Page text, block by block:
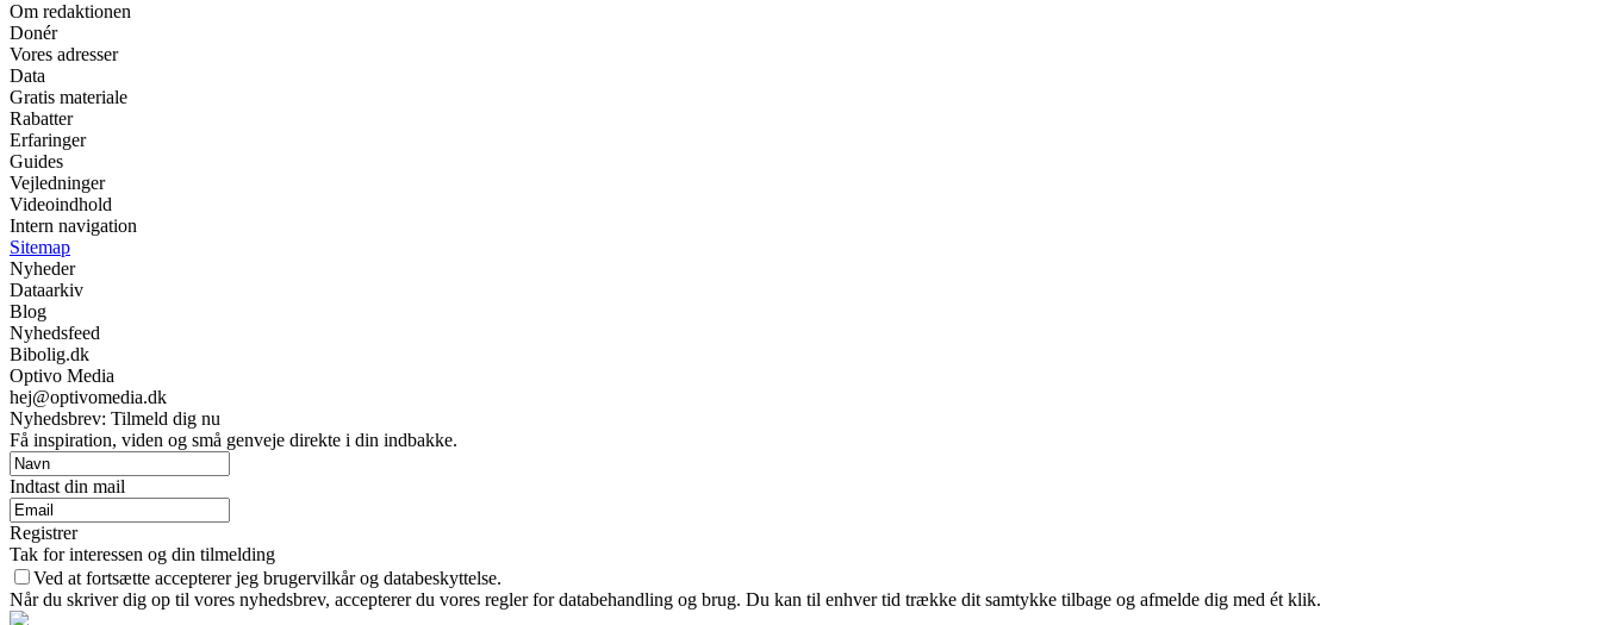
Om redaktionen
Donér
Vores adresser
Data
Gratis materiale
Rabatter
Erfaringer
Guides
Vejledninger
Videoindhold
Intern navigation
Sitemap
Nyheder
Dataarkiv
Blog
Nyhedsfeed
Bibolig.dk
Optivo Media
hej@optivomedia.dk
Nyhedsbrev: Tilmeld dig nu
Få inspiration, viden og små genveje direkte i din indbakke.
Indtast din mail
Registrer
Tak for interessen og din tilmelding
Ved at fortsætte accepterer jeg brugervilkår og databeskyttelse.
Når du skriver dig op til vores nyhedsbrev, accepterer du vores regler for databehandling og brug. Du kan til enhver tid trække dit samtykke tilbage og afmelde dig med ét klik.